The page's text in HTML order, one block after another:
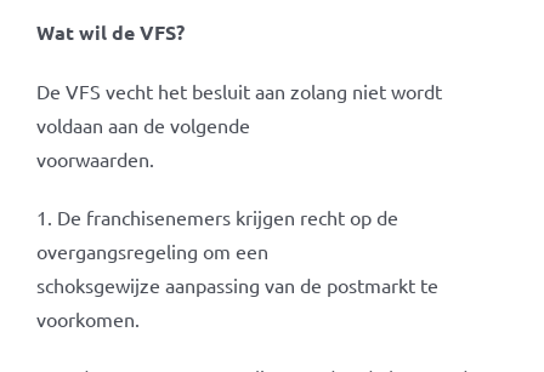
Wat wil de VFS?
De VFS vecht het besluit aan zolang niet wordt
voldaan aan de volgende
voorwaarden.
1. De franchisenemers krijgen recht op de
overgangsregeling om een
schoksgewijze aanpassing van de postmarkt te
voorkomen.